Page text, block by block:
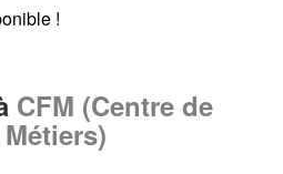
!
CFM (Centre de